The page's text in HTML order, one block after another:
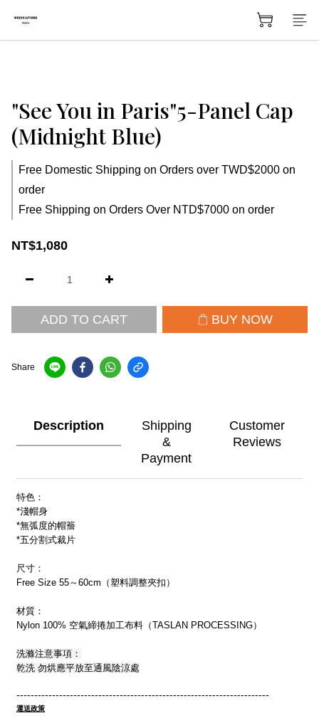
"See You in Paris"5-Panel Cap
(Midnight Blue)
Free Domestic Shipping on Orders over TWD$2000 on
order
Free Shipping on Orders Over NTD$7000 on order
NT$1,080
ADD TO CART BUY NOW
Share
Description
Shipping
&
Payment
Customer
Reviews
特色：
*淺帽身
*無弧度的帽簷
*五分割式裁片
尺寸：
Free Size 55～60cm（塑料調整夾扣）
材質：
Nylon 100% 空氣締捲加工布料（TASLAN PROCESSING）
洗滌注意事項：
乾洗 勿烘應平放至通風陰涼處
-----------------------------------------------------------------------
運送政策